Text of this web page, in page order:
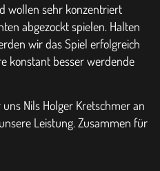
wollen sehr konzentriert
abgezockt spielen. Halten
wir das Spiel erfolgreich
konstant besser werdende
Nils Holger Kretschmer an
Leistung. Zusammen für